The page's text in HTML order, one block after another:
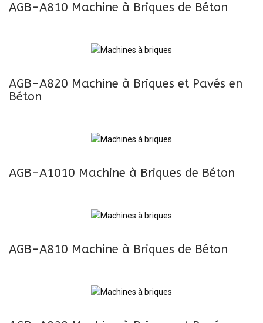
AGB-A810 Machine à Briques de Béton
AGB-A820 Machine à Briques et Pavés en
Béton
AGB-A1010 Machine à Briques de Béton
AGB-A810 Machine à Briques de Béton